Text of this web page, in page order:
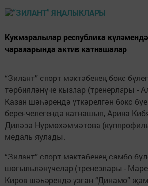
Кукмаралылар республика күләмендә
чараларында актив катнашалар
“Зилант” спорт мәктәбенең бокс
тәрбияләнүче кызлар (тренерлары -
Казан шәһәрендә үткәрелгән бокс
беренчелегендә катнашып, Арина
Диләрә Нурмөхәммәтова
медаль яулады.
“Зилант” спорт мәктәбенең самбо
шөгыльләнүчеләр (тренерлары -
Киров шәһәрендә узган “Динамо”